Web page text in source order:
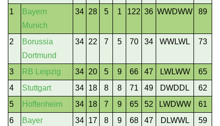
1
Bayern
Munich
34 28 5 1 122 36 WWDWW 89
2
Borussia
Dortmund
34 22 7 5 70 34 WWLWL 73
3 RB Leipzig 34 20 5 9 66 47 LWLWW
65
4
Stuttgart 34 18 8 8 71 49 DWDDL
62
5
Hoffenheim 34 18 7 9 65 52 LWDWW
61
6
Bayer
34 17 8 9 68 47 DLWWL 59